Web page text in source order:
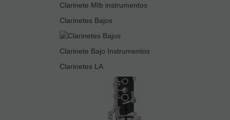
Clarinete MIb instrumentos
Clarinetes Bajos
Clarinete Bajo Instrumentos
Clarinetes LA